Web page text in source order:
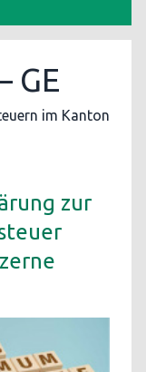
GE
im Kanton
zur